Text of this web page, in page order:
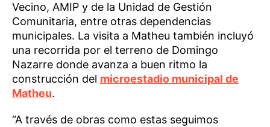
Vecino, AMIP y de la Unidad de Gestión
Comunitaria, entre otras dependencias
municipales. La visita a Matheu también incluyó
una recorrida por el terreno de Domingo
Nazarre donde avanza a buen ritmo la
construcción del microestadio municipal de
Matheu.
“A través de obras como estas seguimos